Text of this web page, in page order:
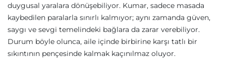
duygusal yaralara dönüşebiliyor. Kumar, sadece masada
kaybedilen paralarla sınırlı kalmıyor; aynı zamanda güven,
saygı ve sevgi temelindeki bağlara da zarar verebiliyor.
Durum böyle olunca, aile içinde birbirine karşı tatlı bir
sıkıntının pençesinde kalmak kaçınılmaz oluyor.